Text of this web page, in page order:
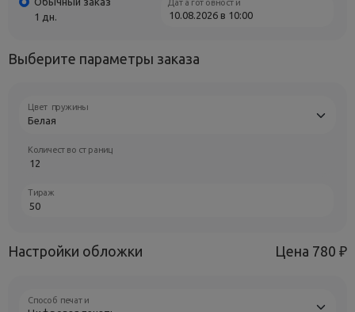
1 дн.
Дата готовности
Выберите параметры заказа
Цвет пружины
Количество страниц
Тираж
Настройки обложки Цена 780 ₽
Способ печати